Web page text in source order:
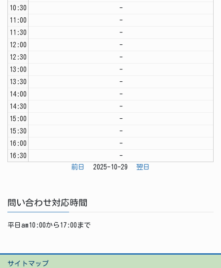
10:30
-
11:00
-
11:30
-
12:00
-
12:30
-
13:00
-
13:30
-
14:00
-
14:30
-
15:00
-
15:30
-
16:00
-
16:30
-
前日
2025-10-29 翌日
問い合わせ対応時間
平日am10:00から17:00まで
サイトマップ